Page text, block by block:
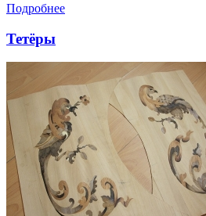
Подробнее
Тетёры